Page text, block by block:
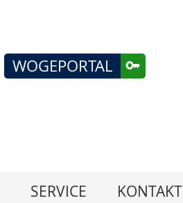
WOGEPORTAL
SERVICE KONTAKT